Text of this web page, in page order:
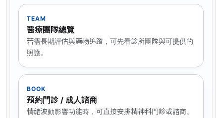
TEAM
醫療團隊總覽
若需長期評估與藥物追蹤，可先看診所團隊與可提供的
照護。
BOOK
預約門診 / 成人諮商
情緒波動影響功能時，可直接安排精神科門診或諮商。